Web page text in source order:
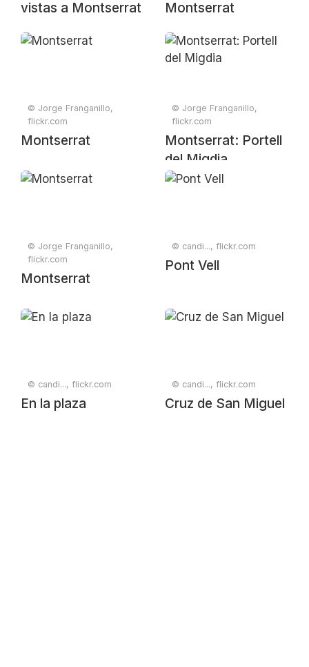
vistas a Montserrat Montserrat
© Jorge Franganillo,
flickr.com
Montserrat
© Jorge Franganillo,
flickr.com
Montserrat: Portell
del Migdia
© Jorge Franganillo,
flickr.com
Montserrat
© candi..., flickr.com
Pont Vell
© candi..., flickr.com
En la plaza
© candi..., flickr.com
Cruz de San Miguel